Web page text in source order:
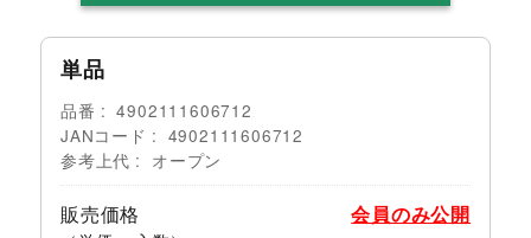
単品
品番
4902111606712
JANコード
4902111606712
参考上代
オープン
販売価格 会員のみ公開